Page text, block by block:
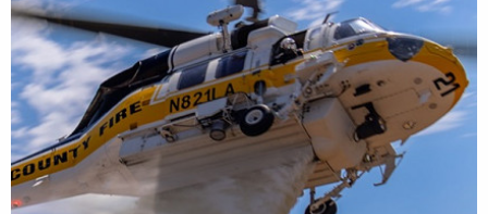
PZL
Mielec